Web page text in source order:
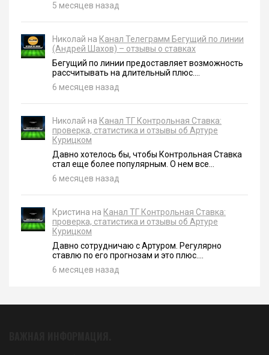
5 месяцев назад
Николай на Канал Телеграмм Бегущий по линии
(Андрей Шахов) – отзывы о ставках
Бегущий по линии предоставляет возможность
рассчитывать на длительный плюс....
6 месяцев назад
Николай на Канал ТГ Контрольная Ставка:
проверка, статистика и отзывы об Артуре
Курицком
Давно хотелось бы, чтобы Контрольная Ставка
стал еще более популярным. О нем все...
6 месяцев назад
Кристина на Канал ТГ Контрольная Ставка:
проверка, статистика и отзывы об Артуре
Курицком
Давно сотрудничаю с Артуром. Регулярно
ставлю по его прогнозам и это плюс....
6 месяцев назад